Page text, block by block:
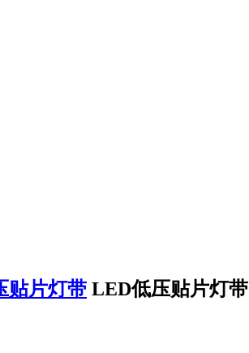
贴片灯带 LED低压贴片灯带